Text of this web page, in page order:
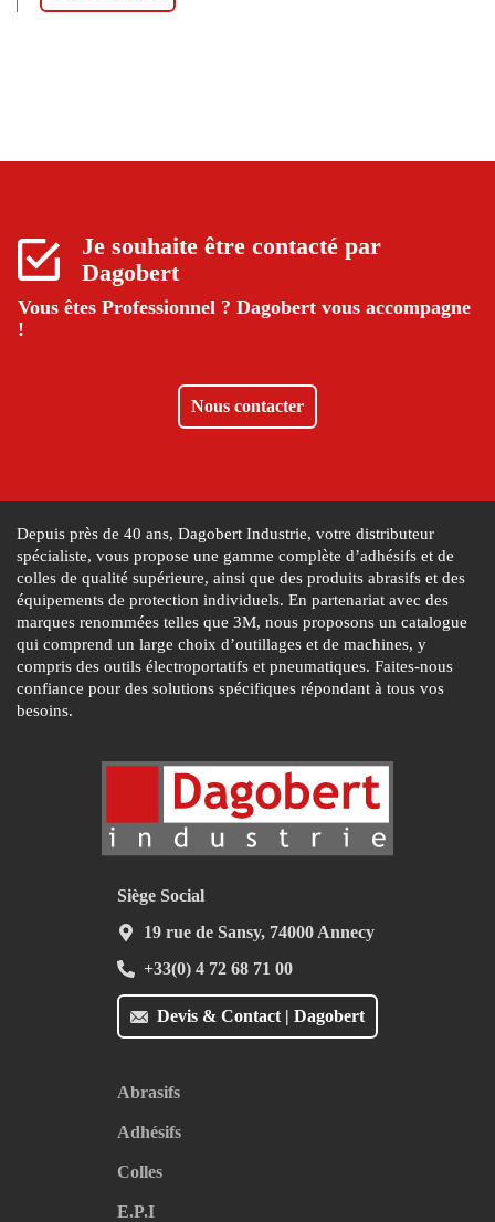
Je souhaite être contacté par
Dagobert
Vous êtes Professionnel ? Dagobert vous accompagne
!
Nous contacter
Depuis près de 40 ans, Dagobert Industrie, votre distributeur
spécialiste, vous propose une gamme complète d’adhésifs et de
colles de qualité supérieure, ainsi que des produits abrasifs et des
équipements de protection individuels. En partenariat avec des
marques renommées telles que 3M, nous proposons un catalogue
qui comprend un large choix d’outillages et de machines, y
compris des outils électroportatifs et pneumatiques. Faites-nous
confiance pour des solutions spécifiques répondant à tous vos
besoins.
Devis & Contact | Dagobert
Siège Social
19 rue de Sansy, 74000 Annecy
+33(0) 4 72 68 71 00
Abrasifs
Adhésifs
Colles
E.P.I